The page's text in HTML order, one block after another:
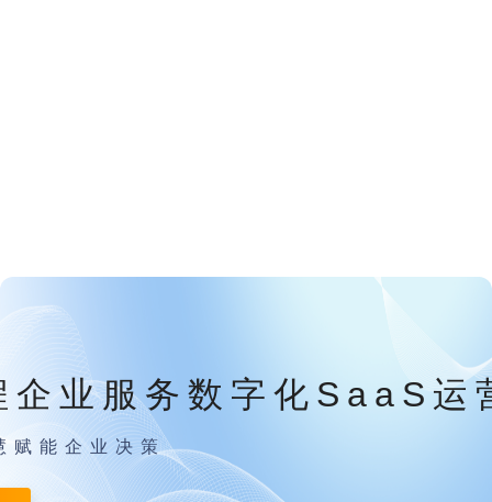
企业服务数字化SaaS运
赋能企业决策